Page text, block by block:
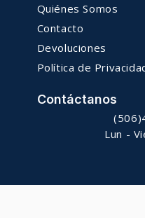
Quiénes Somos
Contacto
Devoluciones
Política de
Contáctanos
Lun -